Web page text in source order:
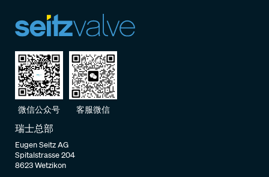
微信公众号 客服微信
瑞士总部
Eugen Seitz AG
Spitalstrasse 204
8623 Wetzikon